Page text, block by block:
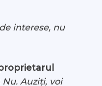
interese, nu
Nu. Auziți, voi